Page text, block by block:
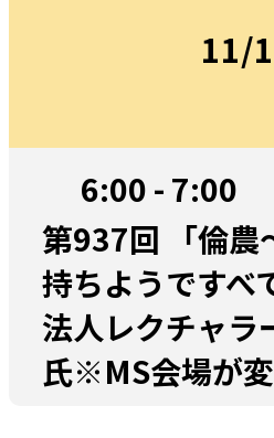
11/
6:00 - 7:00
第937回 「倫農
持ちようですべ
法人レクチャ
氏※MS会場が